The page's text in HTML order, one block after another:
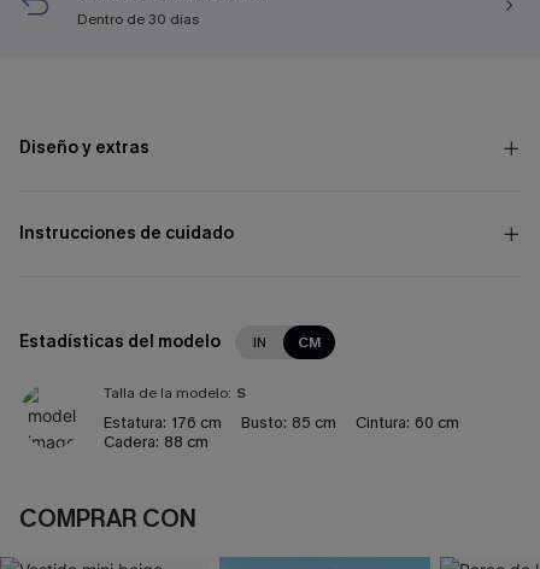
Dentro de 30 días
Diseño y extras
Instrucciones de cuidado
Estadísticas del modelo IN CM
Talla de la modelo: S
Estatura: 176 cm Busto: 85 cm Cintura: 60 cm
Cadera: 88 cm
COMPRAR CON